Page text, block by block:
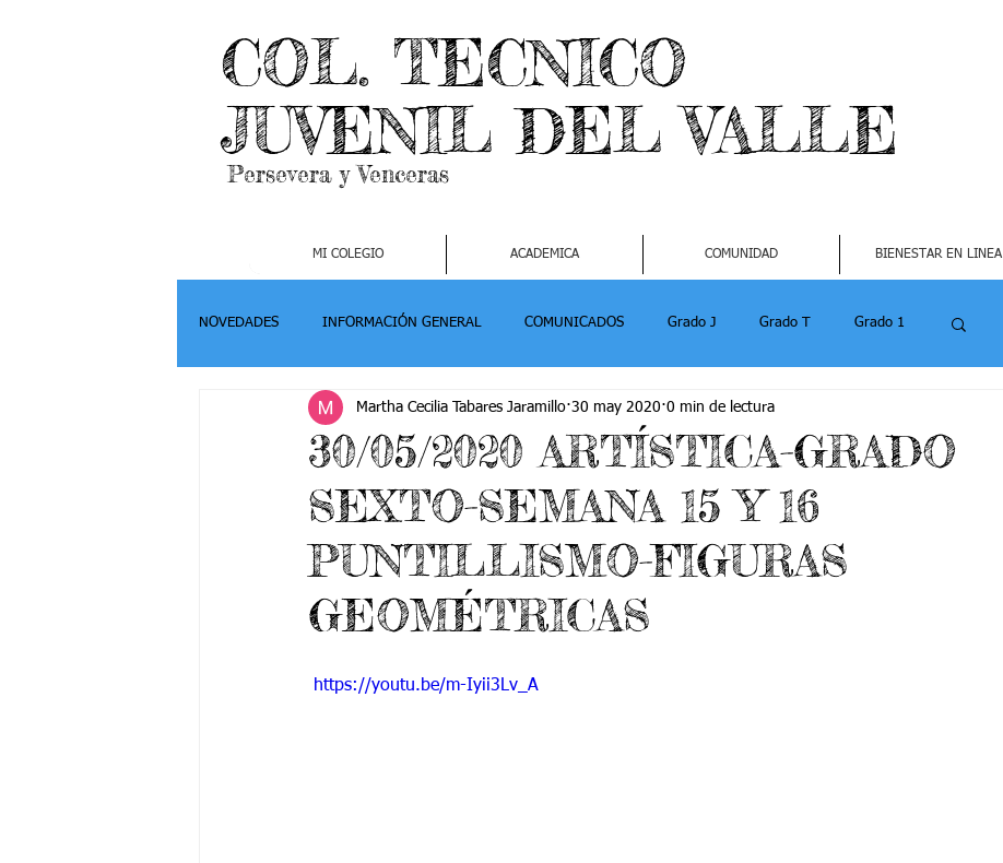
COL. TECNICO
JUVENIL DEL VALLE
Persevera y Venceras
MI COLEGIO ACADEMICA COMUNIDAD BIENESTAR EN LINEA
NOVEDADES INFORMACIÓN GENERAL COMUNICADOS Grado J Grado T Grado 1
Grado 3 Grado 4-1 Grado 4-2 Grado 5 -1 Grado 5 -2
Grado 6 -1 Grado 6 -2 Grado 7 -1 Grado 7 -2 Grado 8 -1 Grado 8 -2
30/05/2020 ARTÍSTICA-GRADO
SEXTO-SEMANA 15 Y 16
PUNTILLISMO-FIGURAS
GEOMÉTRICAS
Martha Cecilia Tabares Jaramillo 30 may 2020 0 min de lectura
https://youtu.be/m-Iyii3Lv_A